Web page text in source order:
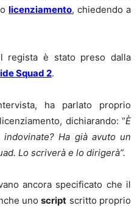
licenziamento, chiedendo a
regista è stato preso dalla
Squad 2.
ha parlato proprio
dichiarando: “È
Ha già avuto un
Lo scriverà e lo dirigerà”.
ancora specificato che il
unoscript scritto proprio